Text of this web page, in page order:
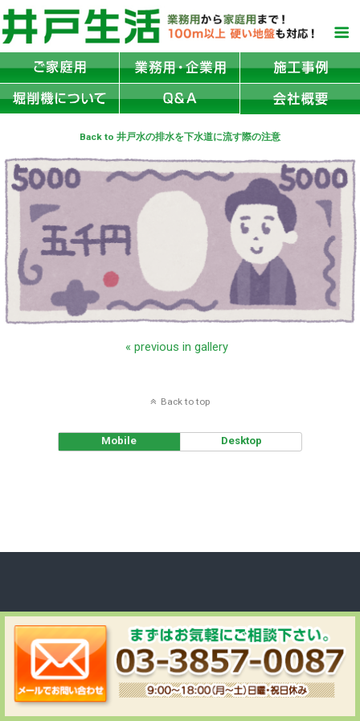
Back to 井戸水の排水を下水道に流す際の注意
« previous in gallery
Back to top
Mobile Desktop